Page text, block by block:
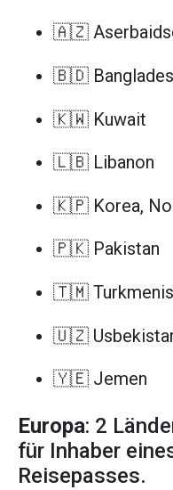
🇦🇿
🇧🇩
🇰🇼 Kuwait
🇱🇧 Libanon
🇰🇵 Korea,
🇵🇰 Pakistan
🇹🇲
🇺🇿
🇾🇪 Jemen
Europa: 2
für Inhaber
Reisepasses.